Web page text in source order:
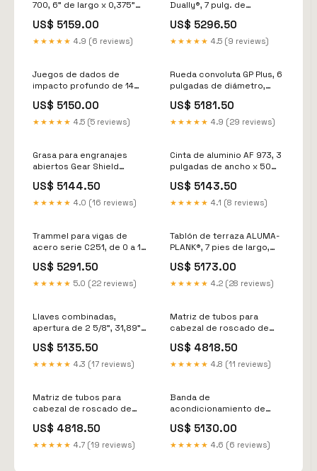
700, 6" de largo x 0,375"
carburo de silicio SWISS
CLASSIC
US$ 5159.00
★★★★★ 4.9 (6 reviews)
Dually®, 7 pulg. de
ancho de cara x 5/8
pulg.-11 UNC x 0,020 pulg.,
neumática
US$ 5296.50
★★★★★ 4.5 (9 reviews)
Juegos de dados de
impacto profundo de 14
bomba de agua
US$ 5150.00
★★★★★ 4.5 (5 reviews)
Rueda convoluta GP Plus, 6
pulgadas de diámetro,
6000 RPM, carburo de
silicio operador
US$ 5181.50
★★★★★ 4.9 (29 reviews)
Grasa para engranajes
abiertos Gear Shield
aerosol Llaves
Estructurales
US$ 5144.50
★★★★★ 4.0 (16 reviews)
Cinta de aluminio AF 973, 3
pulgadas de ancho x 50
pulgada de grosor, color
plateado marro foy
US$ 5143.50
★★★★★ 4.1 (8 reviews)
Trammel para vigas de
acero serie C251, de 0 a 18
US$ 5291.50
★★★★★ 5.0 (22 reviews)
Tablón de terraza ALUMA-
PLANK®, 7 pies de largo,
250 lb, rieles/cubierta de
aluminio extruido Discos
US$ 5173.00
★★★★★ 4.2 (28 reviews)
Llaves combinadas,
apertura de 2 5/8", 31,89"
satinado pasto
US$ 5135.50
★★★★★ 4.3 (17 reviews)
Matriz de tubos para
cabezal de roscado de
de roscado universales n.°
504A/711/713/811A/815A/816/817/
US$ 4818.50
★★★★★ 4.8 (11 reviews)
Matriz de tubos para
cabezal de roscado de
de roscado universales n.°
504A/711/713/811A/815A/816/817/842,
US$ 4818.50
★★★★★ 4.7 (19 reviews)
Banda de
acondicionamiento de
1/2 pulg. x 132 pulg.,
mediana, roja Pala
US$ 5130.00
★★★★★ 4.6 (6 reviews)